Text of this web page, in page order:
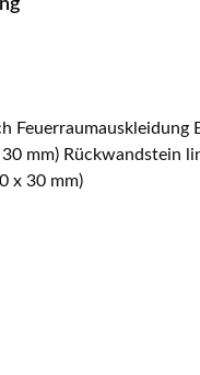
mm) Rückwandstein
x 30 mm)